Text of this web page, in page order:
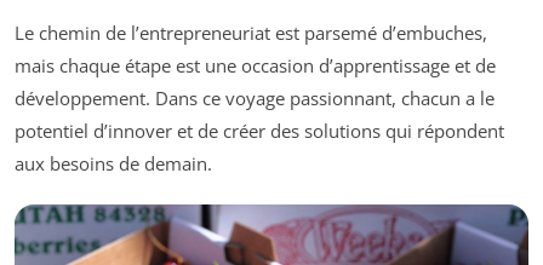
Le chemin de l’entrepreneuriat est parsemé d’embuches,
mais chaque étape est une occasion d’apprentissage et de
développement. Dans ce voyage passionnant, chacun a le
potentiel d’innover et de créer des solutions qui répondent
aux besoins de demain.